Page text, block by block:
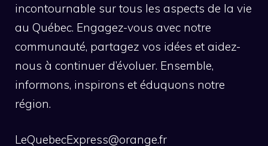
incontournable sur tous les aspects de la vie
au Québec. Engagez-vous avec notre
communauté, partagez vos idées et aidez-
nous à continuer d’évoluer. Ensemble,
informons, inspirons et éduquons notre
région.
LeQuebecExpress@orange.fr